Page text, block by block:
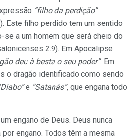
“filho da perdição”
Este filho perdido tem um sentido
a um homem que será cheio do
2.9). Em Apocalipse
deu à besta o seu poder”. Em
o dragão identificado como sendo
e “Satanás”, que engana todo
engano de Deus. Deus nunca
engano. To­dos têm a mesma